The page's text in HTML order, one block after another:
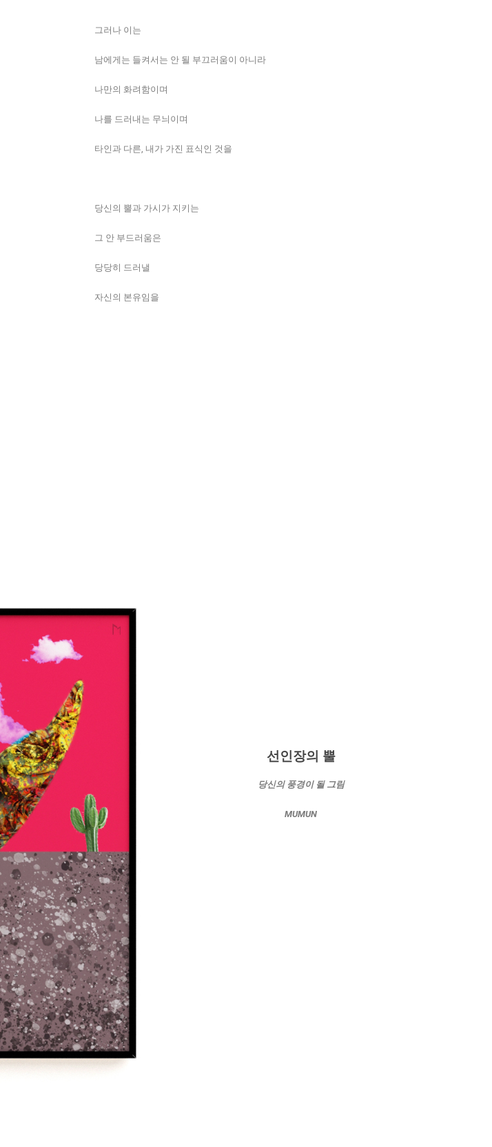
그러나 이는
남에게는 들켜서는 안 될 부끄러움이 아니라
나만의 화려함이며
나를 드러내는 무늬이며
타인과 다른, 내가 가진 표식인 것을
당신의 뿔과 가시가 지키는
그 안 부드러움은
당당히 드러낼
자신의 본유임을
선인장의 뿔
당신의 풍경이 될 그림
MUMUN